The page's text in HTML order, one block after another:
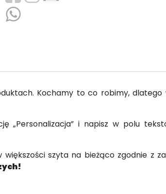
Kochamy to co robimy, dlatego
„Personalizacja” i napisz w polu
szyta na bieżąco zgodnie z